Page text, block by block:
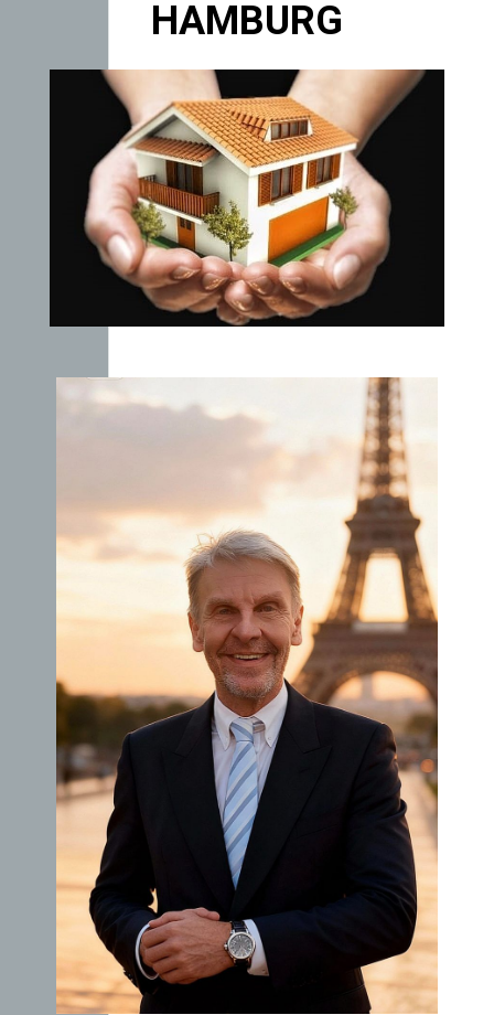
HAMBURG